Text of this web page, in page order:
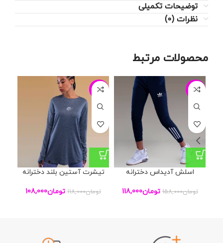
توضیحات تکمیلی
نظرات (0)
محصولات مرتبط
-25%
اسلش آدیداس دخترانه
تومان158,000 تومان118,000
-8%
تیشرت آستین بلند دخترانه
تومان118,000 تومان108,000